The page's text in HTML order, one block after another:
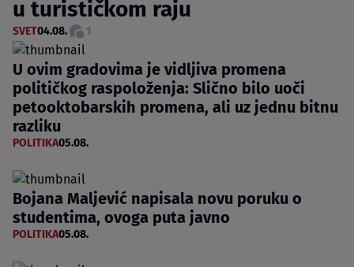
u turističkom raju
SVET04.08. 1
U ovim gradovima je vidljiva promena
političkog raspoloženja: Slično bilo uoči
petooktobarskih promena, ali uz jednu bitnu
razliku
POLITIKA05.08.
Bojana Maljević napisala novu poruku o
studentima, ovoga puta javno
POLITIKA05.08.